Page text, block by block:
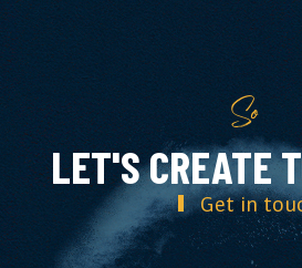
So
LET'S CREATE
Get in